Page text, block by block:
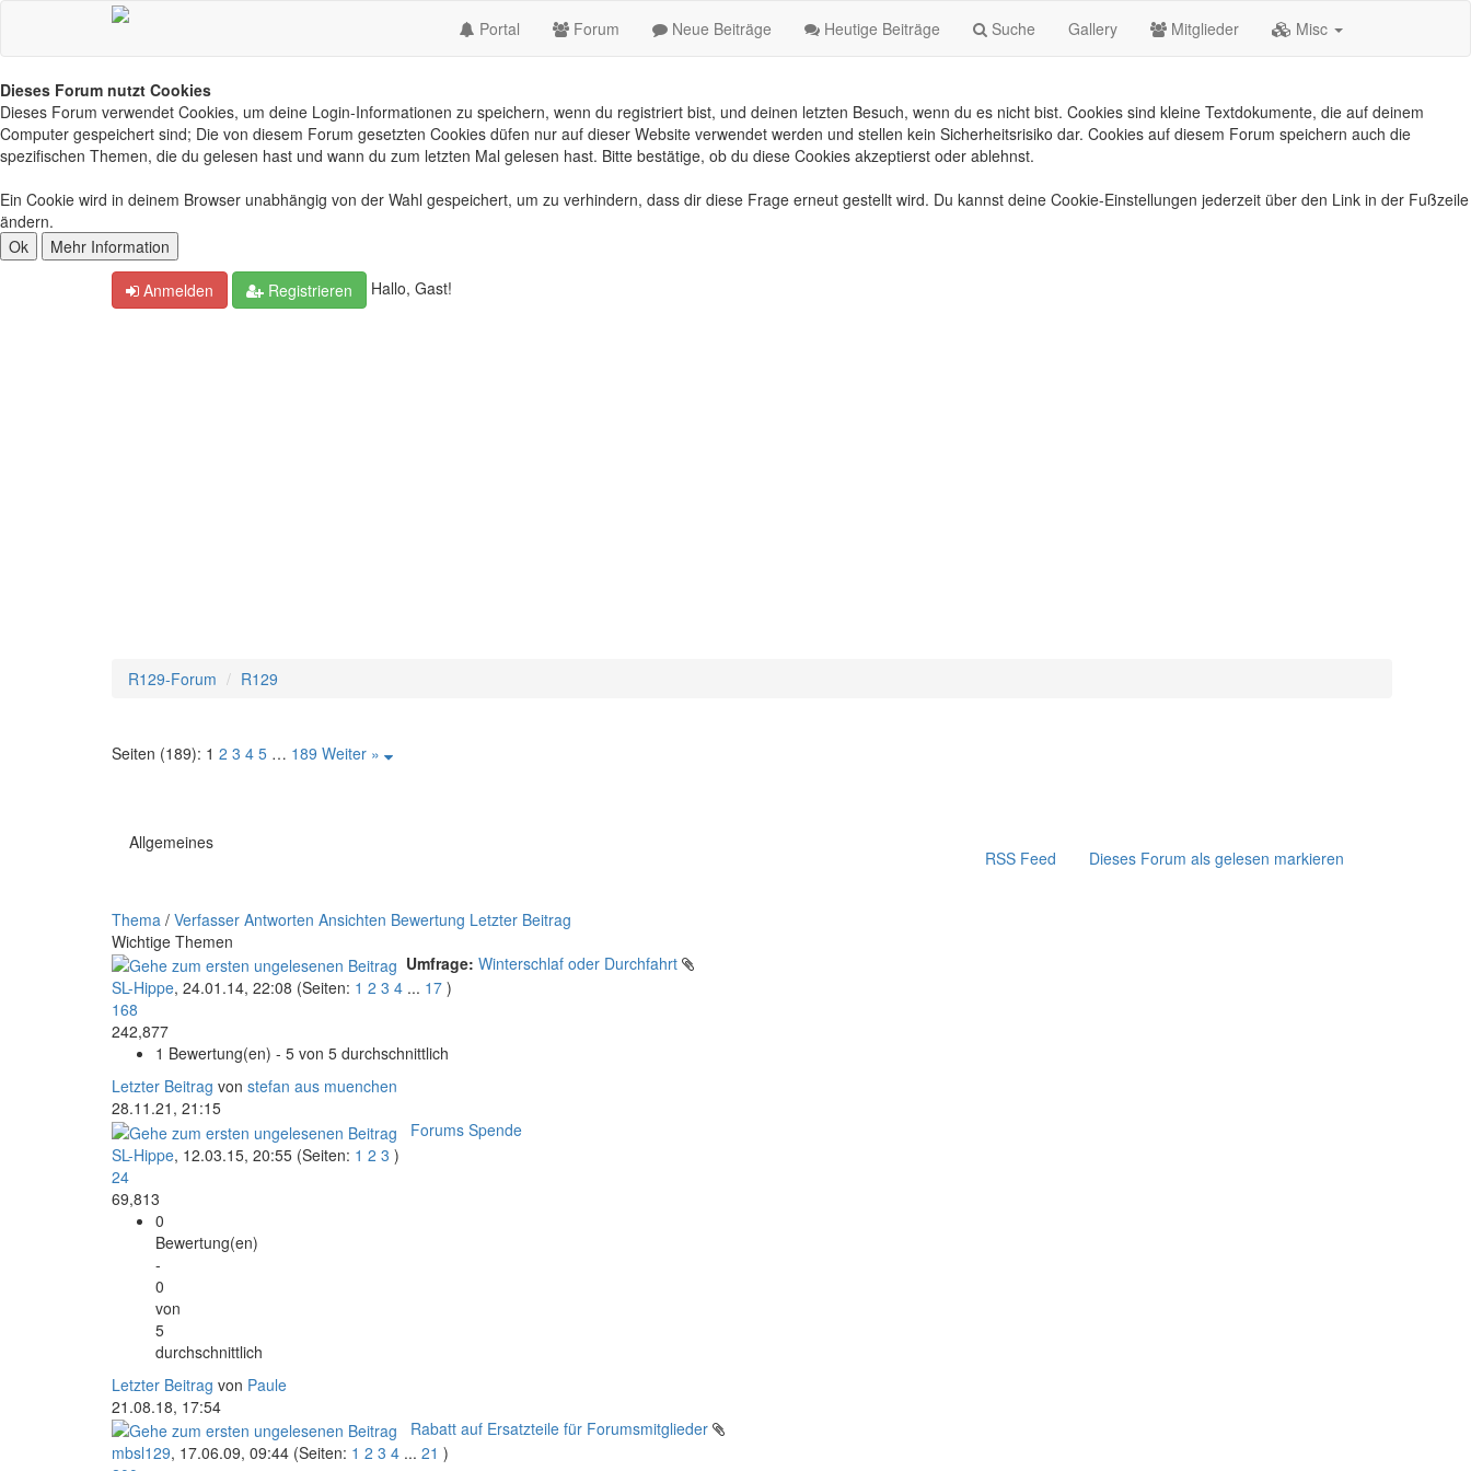
Portal Forum Neue Beiträge Heutige Beiträge Suche Gallery Mitglieder Misc
Dieses Forum nutzt Cookies
Dieses Forum verwendet Cookies, um deine Login-Informationen zu speichern, wenn du registriert bist, und deinen letzten Besuch, wenn du es nicht bist. Cookies sind kleine Textdokumente, die auf deinem
Computer gespeichert sind; Die von diesem Forum gesetzten Cookies düfen nur auf dieser Website verwendet werden und stellen kein Sicherheitsrisiko dar. Cookies auf diesem Forum speichern auch die
spezifischen Themen, die du gelesen hast und wann du zum letzten Mal gelesen hast. Bitte bestätige, ob du diese Cookies akzeptierst oder ablehnst.
Ein Cookie wird in deinem Browser unabhängig von der Wahl gespeichert, um zu verhindern, dass dir diese Frage erneut gestellt wird. Du kannst deine Cookie-Einstellungen jederzeit über den Link in der Fußzeile
ändern.
Anmelden Registrieren Hallo, Gast!
R129-Forum R129
Seiten (189): 1 2 3 4 5 … 189 Weiter »
Allgemeines
RSS Feed Dieses Forum als gelesen markieren
Thema / Verfasser Antworten Ansichten Bewertung Letzter Beitrag
Wichtige Themen
Umfrage: Winterschlaf oder Durchfahrt
SL-Hippe, 24.01.14, 22:08 (Seiten: 1 2 3 4 ... 17 )
168
242,877
1 Bewertung(en) - 5 von 5 durchschnittlich
Letzter Beitrag von stefan aus muenchen
28.11.21, 21:15
Forums Spende
SL-Hippe, 12.03.15, 20:55 (Seiten: 1 2 3 )
24
69,813
0
Bewertung(en)
-
0
von
5
durchschnittlich
Letzter Beitrag von Paule
21.08.18, 17:54
Rabatt auf Ersatzteile für Forumsmitglieder
mbsl129, 17.06.09, 09:44 (Seiten: 1 2 3 4 ... 21 )